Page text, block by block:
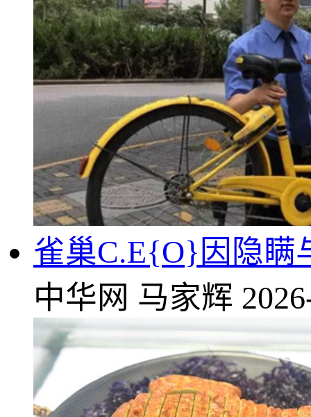
雀巢C.E{O}因隐瞒
中华网 马家辉